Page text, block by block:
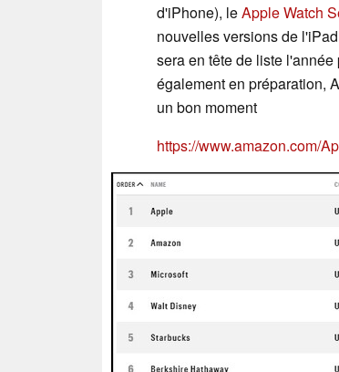
d'iPhone), leApple Watch
nouvelles versions de
sera en tête de liste
également en préparation,
un bon moment
https://www.amazon.com/